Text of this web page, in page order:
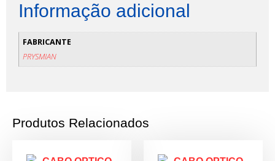
Informação adicional
FABRICANTE
PRYSMIAN
Produtos Relacionados